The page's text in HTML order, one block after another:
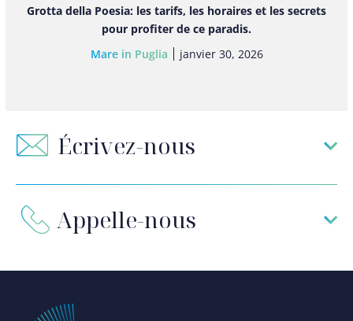
Grotta della Poesia: les tarifs, les horaires et les secrets
pour profiter de ce paradis.
Mare in Puglia
janvier 30, 2026
Écrivez-nous
Appelle-nous